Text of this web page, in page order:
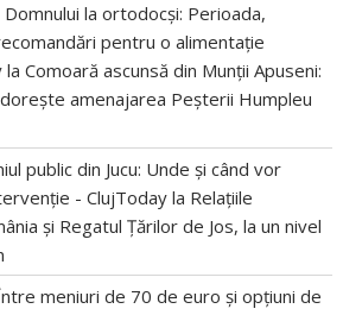
la ortodocși: Perioada,
pentru o alimentație
laComoară ascunsă din Munții Apuseni:
dorește amenajarea Peșterii Humpleu
public din Jucu: Unde și când vor
- ClujToday la Relațiile
și Regatul Țărilor de Jos, la un nivel
meniuri de 70 de euro și opțiuni de